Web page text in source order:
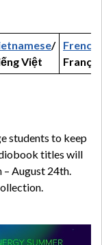
/
Việt
French
students to keep
titles will
August 24th.